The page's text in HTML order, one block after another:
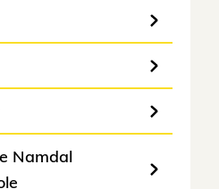
Namdal